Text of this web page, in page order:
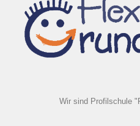
Wir sind Profilschule